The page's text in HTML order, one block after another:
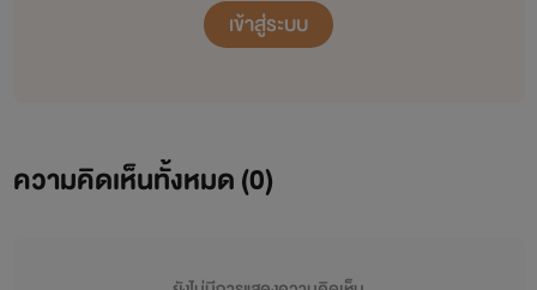
=pl=" คิดว่าจะหาผัวสักคนมาอยู่ด้วยวะ 55"
=pl=" ไม่จริง อะ"
เข้าสู่ระบบ
ความคิดเห็นทั้งหมด (0)